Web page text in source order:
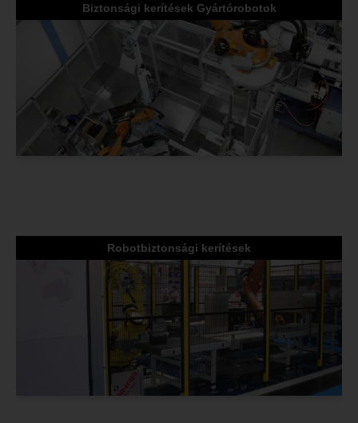
Biztonsági kerítések Gyártórobotok
Robotbiztonsági kerítések